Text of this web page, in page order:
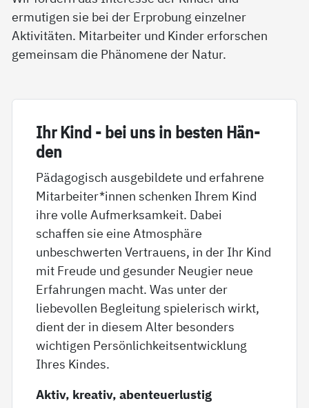
ermutigen sie bei der Erprobung einzelner
Aktivitäten. Mitarbeiter und Kinder erforschen
gemeinsam die Phänomene der Natur.
Ihr Kind - bei uns in bes­ten Hän­
den
Pädagogisch ausgebildete und erfahrene
Mitarbeiter*innen schenken Ihrem Kind
ihre volle Aufmerksamkeit. Dabei
schaffen sie eine Atmosphäre
unbeschwerten Vertrauens, in der Ihr Kind
mit Freude und gesunder Neugier neue
Erfahrungen macht. Was unter der
liebevollen Begleitung spielerisch wirkt,
dient der in diesem Alter besonders
wichtigen Persönlichkeitsentwicklung
Ihres Kindes.
Aktiv, kreativ, abenteuerlustig